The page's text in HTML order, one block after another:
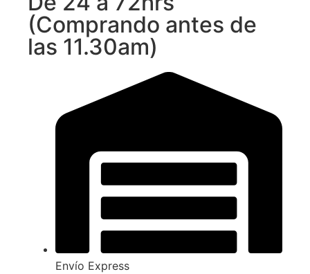
(Comprando antes de
las 11.30am)
Envío Express